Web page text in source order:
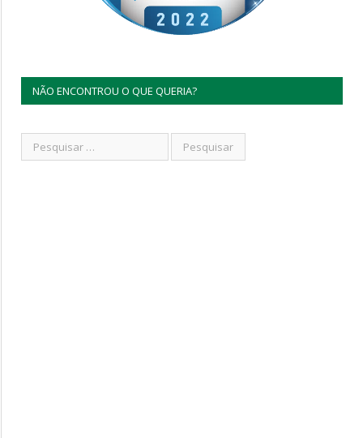
NÃO ENCONTROU O QUE QUERIA?